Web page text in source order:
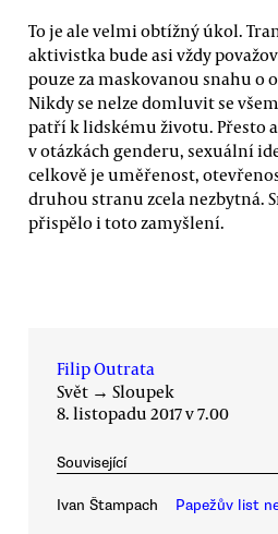
To je ale velmi obtížný úkol.
aktivistka bude asi vždy
pouze za maskovanou snahu o
Nikdy se nelze domluvit se
patří k lidskému životu. Přesto
v otázkách genderu, sexuální
celkově je uměřenost,
druhou stranu zcela nezbytná.
přispělo i toto zamyšlení.
Filip Outrata
Svět → Sloupek
8. listopadu 2017 v 7.00
Související
Ivan Štampach Papežův list